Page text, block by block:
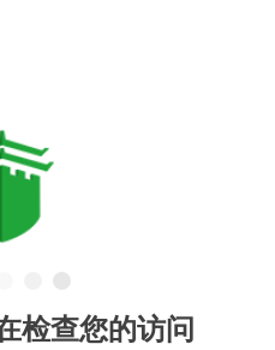
检查您的访问